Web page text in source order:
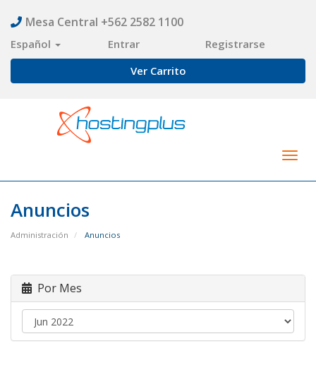
Mesa Central +562 2582 1100
Español Entrar
Registrarse
Ver Carrito
Anuncios
Administración Anuncios
Por Mes